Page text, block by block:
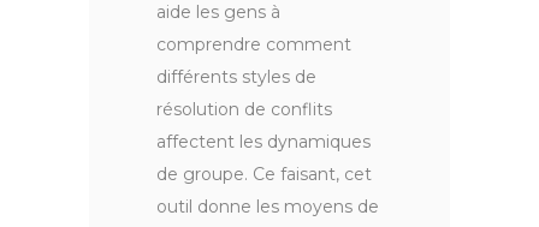
aide les gens à
comprendre comment
différents styles de
résolution de conflits
affectent les dynamiques
de groupe. Ce faisant, cet
outil donne les moyens de